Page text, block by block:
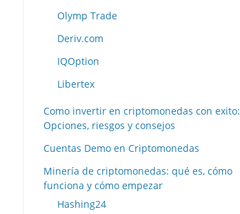
Olymp Trade
Deriv.com
IQOption
Libertex
Como invertir en criptomonedas con exito:
Opciones, riesgos y consejos
Cuentas Demo en Criptomonedas
Minería de criptomonedas: qué es, cómo
funciona y cómo empezar
Hashing24